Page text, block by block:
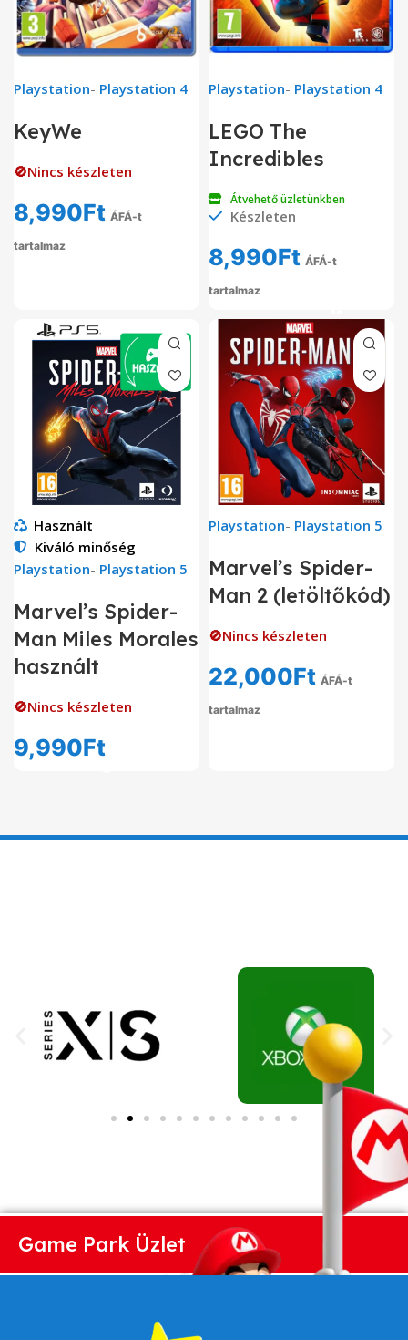
Playstation- Playstation 4
KeyWe
🚫Nincs készleten
8,990Ft ÁFÁ-t
tartalmaz
Playstation- Playstation 4
LEGO The
Incredibles
Átvehető üzletünkben
Készleten
8,990Ft ÁFÁ-t
tartalmaz
Használt
Kiváló minőség
Playstation- Playstation 5
Marvel’s Spider-
Man Miles Morales
használt
🚫Nincs készleten
9,990Ft
Playstation- Playstation 5
Marvel’s Spider-
Man 2 (letöltőkód)
🚫Nincs készleten
22,000Ft ÁFÁ-t
tartalmaz
Game Park Üzlet